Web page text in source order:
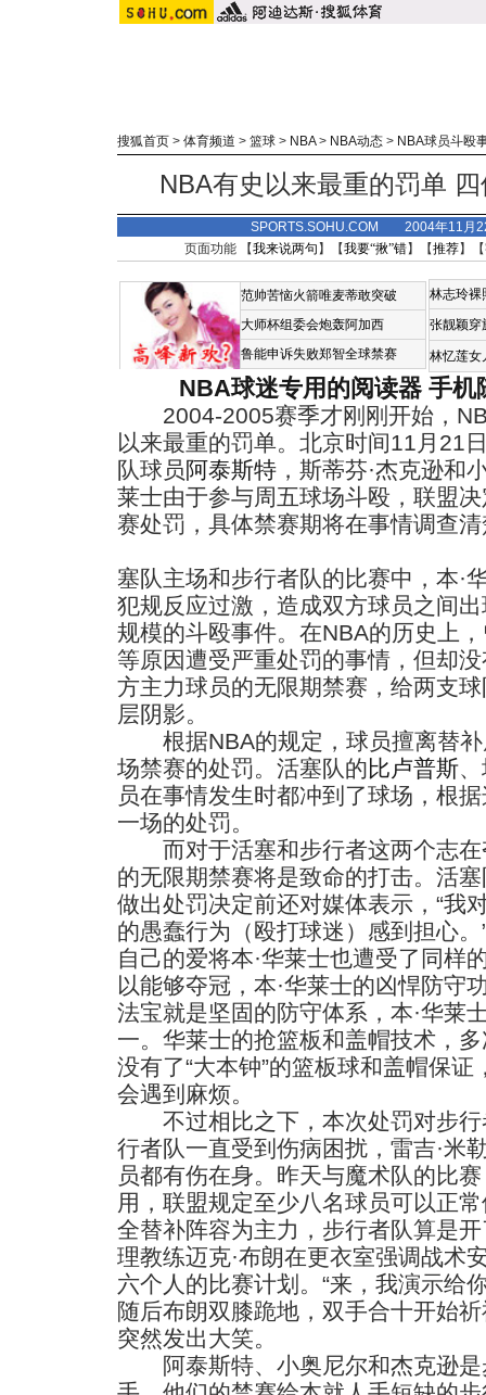
搜狐首页 > 体育频道 > 篮球 > NBA> NBA动态 > NBA球员斗殴
NBA有史以来最重的罚单
SPORTS.SOHU.COM 2004年11月
页面功能 【我来说两句 】【我要“揪”错】【推荐】
范帅苦恼火箭唯麦蒂敢突破
大师杯组委会炮轰阿加西
鲁能申诉失败郑智全球禁赛
林志玲裸
张靓颖穿
林忆莲女
NBA球迷专用的阅读器 手机
2004-2005赛季才刚刚开始，
以来最重的罚单。北京时间11月21
队球员阿泰斯特 ，斯蒂芬·杰克逊和
莱士由于参与周五球场斗殴，联盟
赛处罚，具体禁赛期将在事情调查
塞队主场和步行者队的比赛中，本·
犯规反应过激，造成双方球员之间
规模的斗殴事件。在NBA的历史上
等原因遭受严重处罚的事情，但却
方主力球员的无限期禁赛，给两支
层阴影。
根据NBA的规定，球员擅离替补
场禁赛的处罚。活塞队的比卢普斯
员在事情发生时都冲到了球场，根
一场的处罚。
而对于活塞和步行者这两个志在
的无限期禁赛将是致命的打击。活
做出处罚决定前还对媒体表示，“我
的愚蠢行为（殴打球迷）感到担心
自己的爱将本·华莱士也遭受了同样
以能够夺冠，本·华莱士的凶悍防守
法宝就是坚固的防守体系，本·华莱
一。华莱士的抢篮板和盖帽技术，
没有了“大本钟”的篮板球和盖帽保
会遇到麻烦。
不过相比之下，本次处罚对步行
行者队一直受到伤病困扰，雷吉·米
员都有伤在身。昨天与魔术队的比
用，联盟规定至少八名球员可以正
全替补阵容为主力，步行者队算是
理教练迈克·布朗在更衣室强调战术
六个人的比赛计划。“来，我演示给
随后布朗双膝跪地，双手合十开始
突然发出大笑。
阿泰斯特、小奥尼尔和杰克逊是